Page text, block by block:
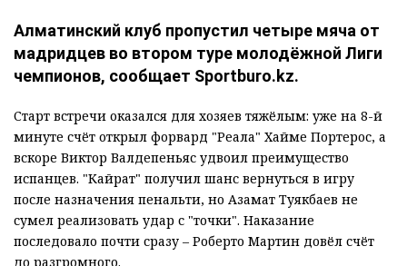
Алматинский клуб пропустил четыре мяча от
мадридцев во втором туре молодёжной Лиги
чемпионов, сообщает Sportburo.kz.
Старт встречи оказался для хозяев тяжёлым: уже на 8-й
минуте счёт открыл форвард "Реала" Хайме Портерос, а
вскоре Виктор Валдепеньяс удвоил преимущество
испанцев. "Кайрат" получил шанс вернуться в игру
после назначения пенальти, но Азамат Туякбаев не
сумел реализовать удар с "точки". Наказание
последовало почти сразу – Роберто Мартин довёл счёт
до разгромного.